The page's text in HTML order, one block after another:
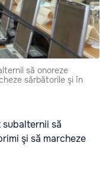
să onoreze
sărbătorile şi în
să
şi să marcheze